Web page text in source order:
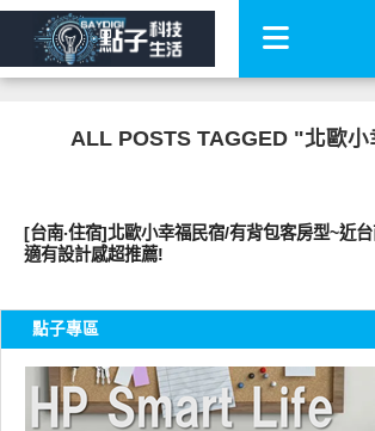
ALL POSTS TAGGED "北歐小
[台南‧住宿]北歐小幸福民宿/有背包客房型~近
適有設計感超推薦!
點子專區